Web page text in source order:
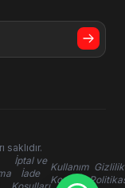
İptal ve
İade
Kullanım
Koşulları
Gizlilik